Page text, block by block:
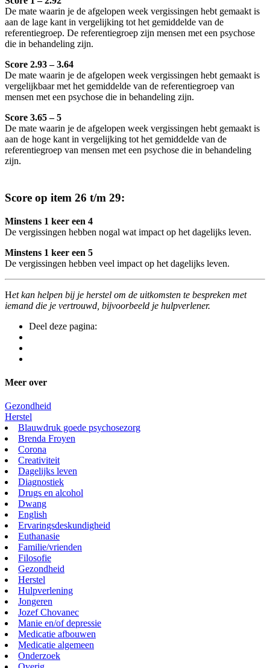
De mate waarin je de afgelopen week vergissingen hebt gemaakt is
aan de lage kant in vergelijking tot het gemiddelde van de
referentiegroep. De referentiegroep zijn mensen met een psychose
die in behandeling zijn.
Score 2.93 – 3.64
De mate waarin je de afgelopen week vergissingen hebt gemaakt is
vergelijkbaar met het gemiddelde van de referentiegroep van
mensen met een psychose die in behandeling zijn.
Score 3.65 – 5
De mate waarin je de afgelopen week vergissingen hebt gemaakt is
aan de hoge kant in vergelijking tot het gemiddelde van de
referentiegroep van mensen met een psychose die in behandeling
zijn.
Score op item 26 t/m 29:
Minstens 1 keer een 4
De vergissingen hebben nogal wat impact op het dagelijks leven.
Minstens 1 keer een 5
De vergissingen hebben veel impact op het dagelijks leven.
Het kan helpen bij je herstel om de uitkomsten te bespreken met
iemand die je vertrouwd, bijvoorbeeld je hulpverlener.
Deel deze pagina:
Meer over
Gezondheid
Herstel
Blauwdruk goede psychosezorg
Brenda Froyen
Corona
Creativiteit
Dagelijks leven
Diagnostiek
Drugs en alcohol
Dwang
English
Ervaringsdeskundigheid
Euthanasie
Familie/vrienden
Filosofie
Gezondheid
Herstel
Hulpverlening
Jongeren
Jozef Chovanec
Manie en/of depressie
Medicatie afbouwen
Medicatie algemeen
Onderzoek